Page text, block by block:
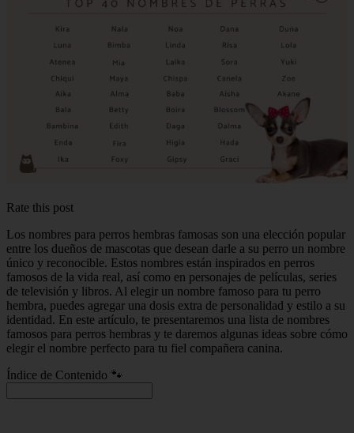
Rate this post
Los nombres para perros hembras famosas son una elección popular
entre los dueños de mascotas que desean darle a su perro un nombre
único y reconocible. Estos nombres están inspirados en perros
famosos de la vida real, así como en personajes de películas, series
de televisión y libros. Al elegir un nombre famoso para tu perro
hembra, puedes agregar una dosis extra de personalidad y estilo a su
identidad. En este artículo, te presentaremos una lista de nombres
famosos para perros hembras y te daremos algunas ideas sobre cómo
elegir el nombre perfecto para tu fiel compañera canina.
Índice de Contenido 🐾